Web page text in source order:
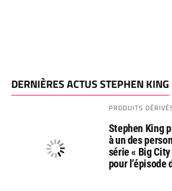
DERNIÈRES ACTUS STEPHEN KING
PRODUITS
Stephen King
à un des
série « Big City
pour l’épisode